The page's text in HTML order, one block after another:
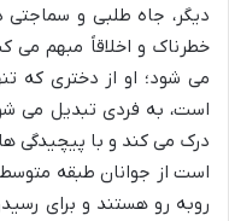
دیگر، جاه طلبی و
خطرناک و اخلاقاً مبهم می
می شود؛ او از دختری که
است، به فردی تبدیل می
درک می کند و با پیچیدگی
است از جوانان طبقه
روبه رو هستند و برای